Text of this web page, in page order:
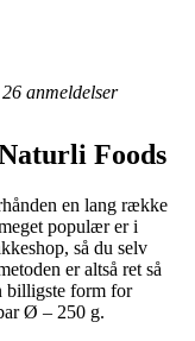
26 anmeldelser
Foods
en lang række
populær er i
så du selv
er altså ret så
billigste form for
Ø – 250 g.